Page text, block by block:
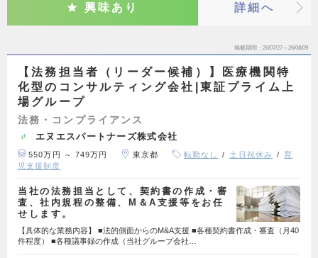
興味あり 詳細へ
掲載期間 26/07/27～26/08/09
【法務担当者（リーダー候補）】医療機関特
化型のコンサルティング会社|東証プライム上
場グループ
法務・コンプライアンス
エヌエスパートナーズ株式会社
550万円 ～ 749万円 東京都 転勤なし 土日祝休み
育
児支援制度
当社の法務担当として、契約書の作成・審
査、社内規程の整備、M＆A支援等をお任
せします。
【具体的な業務内容】 ■法的側面からのM&A支援 ■各種契約書作成・審査（月40
件程度） ■各種議事録の作成（当社グループ会社…